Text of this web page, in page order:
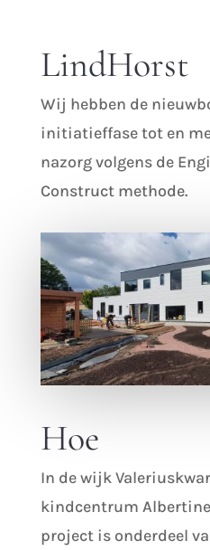
LindHorst
Wij hebben de
initiatieffase tot en
nazorg volgens de
Construct methode.
Hoe
In de wijk
kindcentrum
project is onderdeel